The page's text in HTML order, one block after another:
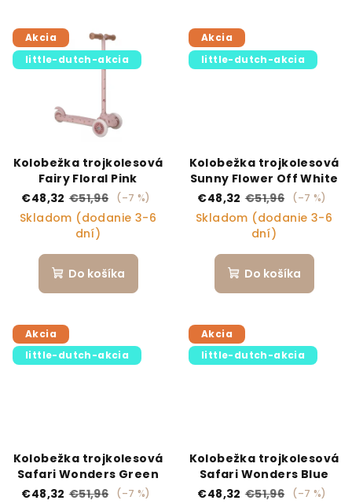
Akcia
little-dutch-akcia
Kolobežka trojkolesová
Fairy Floral Pink
€48,32 €51,96 (–7 %)
Skladom (dodanie 3-6
dní)
Do košíka
Akcia
little-dutch-akcia
Kolobežka trojkolesová
Sunny Flower Off White
€48,32 €51,96 (–7 %)
Skladom (dodanie 3-6
dní)
Do košíka
Akcia
little-dutch-akcia
Kolobežka trojkolesová
Safari Wonders Green
€48,32 €51,96 (–7 %)
Akcia
little-dutch-akcia
Kolobežka trojkolesová
Safari Wonders Blue
€48,32 €51,96 (–7 %)